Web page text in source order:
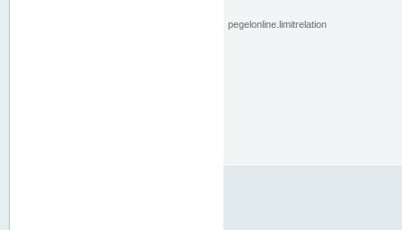
pegelonline.limitrelation